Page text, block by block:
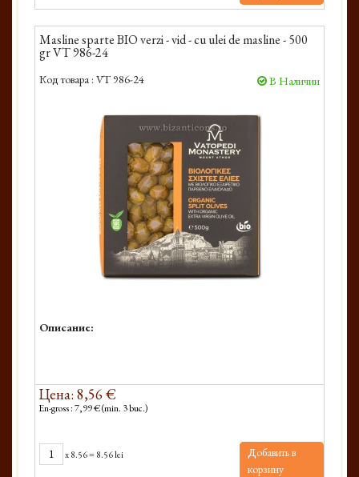
Masline sparte BIO verzi - vid - cu ulei de masline - 500
gr VT 986-24
Код товара : VT 986-24 В Наличии
Описание:
Цена: 8,56 €
En-gross : 7,99 € (min. 3 buc.)
x8.56= 8.56 lei
Добавить в
корзину